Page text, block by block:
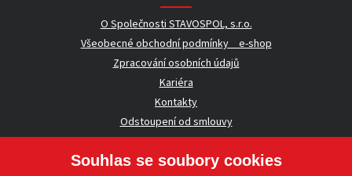
O Společnosti STAVOSPOL, s.r.o.
Všeobecné obchodní podmínky _ e-shop
Zpracování osobních údajů
Kariéra
Kontakty
Odstoupení od smlouvy
UŽITEČNÉ INFORMACE
Souhlas se soubory cookies